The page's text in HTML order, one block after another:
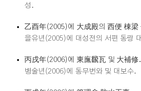
성.
乙酉年(2005)에 大成殿의 西便 棟梁
을유년(2005)에 대성전의 서편 동량
丙戌年(2006)에 東廡飜瓦 및 大補修.
병술년(2006)에 동무번와 및 대보수.